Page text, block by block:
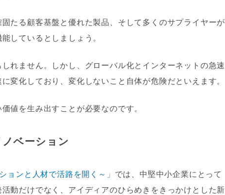
たる顧客基盤と優れた製品、そして多くのサプライヤーが
しているとしましょう。
れません。しかし、グローバル化とインターネットの急速
変化しており、変化しないこと自体が危険だといえます。
値を生み出すことが必要なのです。
ベーション
ンと人材で活路を開く～」 では、中堅中小企業にとって
動だけでなく、アイディアのひらめきをきっかけとした新